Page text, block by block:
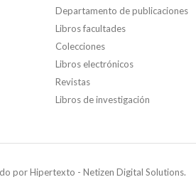
Departamento de publicaciones
Libros facultades
Colecciones
Libros electrónicos
Revistas
Libros de investigación
porHipertexto - Netizen Digital Solutions.